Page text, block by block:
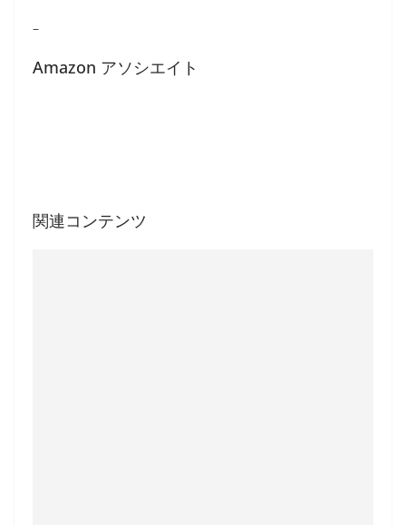
–
Amazon アソシエイト
関連コンテンツ